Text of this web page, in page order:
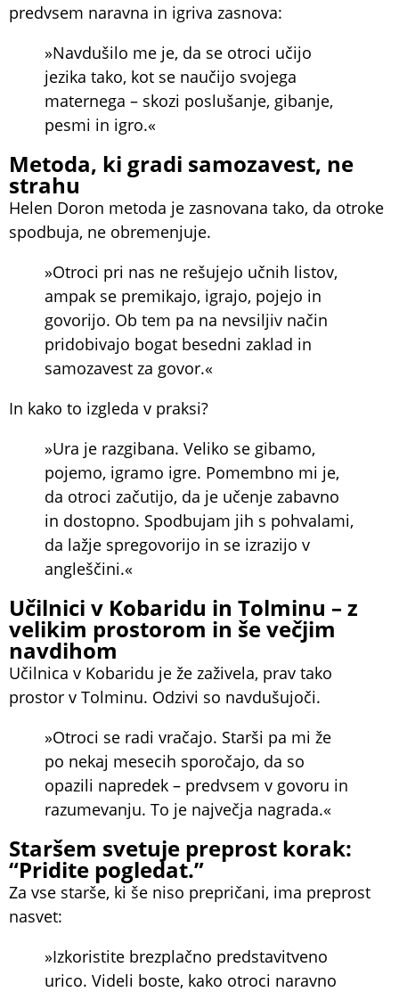
predvsem naravna in igriva zasnova:
»Navdušilo me je, da se otroci učijo
jezika tako, kot se naučijo svojega
maternega – skozi poslušanje, gibanje,
pesmi in igro.«
Metoda, ki gradi samozavest, ne
strahu
Helen Doron metoda je zasnovana tako, da otroke
spodbuja, ne obremenjuje.
»Otroci pri nas ne rešujejo učnih listov,
ampak se premikajo, igrajo, pojejo in
govorijo. Ob tem pa na nevsiljiv način
pridobivajo bogat besedni zaklad in
samozavest za govor.«
In kako to izgleda v praksi?
»Ura je razgibana. Veliko se gibamo,
pojemo, igramo igre. Pomembno mi je,
da otroci začutijo, da je učenje zabavno
in dostopno. Spodbujam jih s pohvalami,
da lažje spregovorijo in se izrazijo v
angleščini.«
Učilnici v Kobaridu in Tolminu – z
velikim prostorom in še večjim
navdihom
Učilnica v Kobaridu je že zaživela, prav tako
prostor v Tolminu. Odzivi so navdušujoči.
»Otroci se radi vračajo. Starši pa mi že
po nekaj mesecih sporočajo, da so
opazili napredek – predvsem v govoru in
razumevanju. To je največja nagrada.«
Staršem svetuje preprost korak:
“Pridite pogledat.”
Za vse starše, ki še niso prepričani, ima preprost
nasvet:
»Izkoristite brezplačno predstavitveno
urico. Videli boste, kako otroci naravno